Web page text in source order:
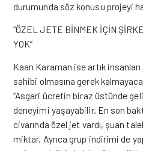
durumunda söz konusu projeyi
“ÖZEL JETE BİNMEK İÇİN
YOK”
Kaan Karaman ise artık
sahibi olmasına gerek
“Asgari ücretin biraz üstünde
deneyimi yaşayabilir. En son
civarında özel jet vardı, şuan
miktar. Ayrıca grup indirimi de